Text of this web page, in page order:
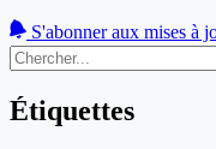
S'abonner aux mises à
Étiquettes